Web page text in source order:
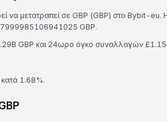
να μετατραπεί σε GBP (GBP) στο Bybit-eu.
GBP.
GBP και 24ωρο όγκο συναλλαγών
1.68%.